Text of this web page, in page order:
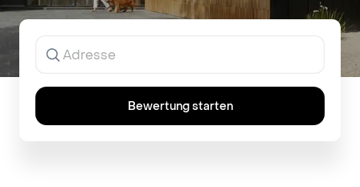
werden
der
Eingabe
angezeigt.
Bewertung starten